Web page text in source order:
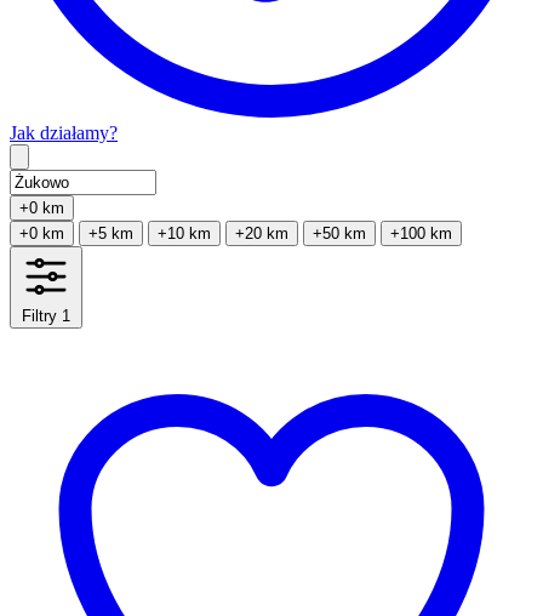
Jak działamy?
+0 km
+0 km
+5 km +10 km +20 km +50 km +100 km
Filtry 1